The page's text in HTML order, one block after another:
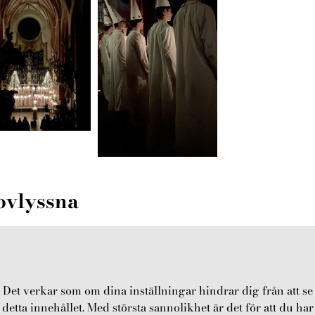
Det verkar som om dina inställningar hindrar dig från att se
detta innehållet. Med största sannolikhet är det för att du har